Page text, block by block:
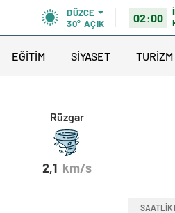
DÜZCE
30° AÇIK 02:00
EĞİTİM SİYASET TURİZM
Rüzgar
2,1 km/s
SAATLİK